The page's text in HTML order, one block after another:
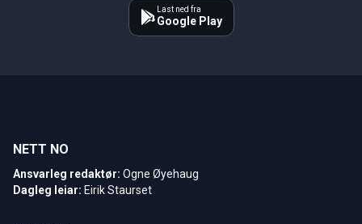
Last ned fra
Google Play
NETT NO
Ansvarleg redaktør: Ogne Øyehaug
Dagleg leiar: Eirik Staurset